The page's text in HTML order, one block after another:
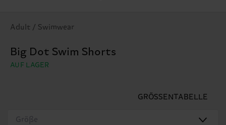
Adult / Swimwear
Big Dot Swim Shorts
AUF LAGER
GRÖSSENTABELLE
Größe